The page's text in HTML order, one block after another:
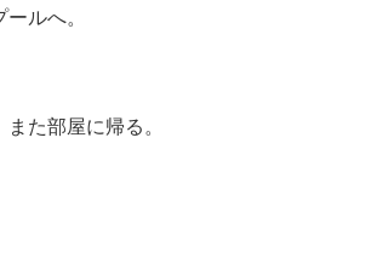
ルへ。
た部屋に帰る。